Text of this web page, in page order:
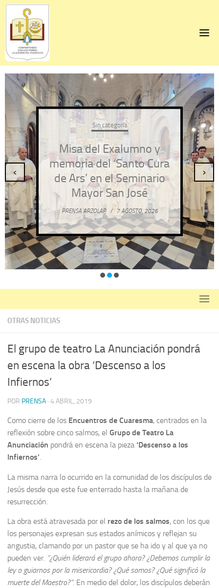
Skip
content
Sin categoría
Misa del Exalumno y
memoria del ‘Santo Cura
de Ars’ en el Seminario
Mayor San José
PRENSA ARZOLAP / 7 AGOSTO, 2026
‹ ›
OTRAS NOTICIAS
El grupo de teatro La Anunciación pondrá
en escena la obra ‘Descenso a los
Infiernos’
POR PRENSA · 4 ABRIL, 2019
Como cierre de los Encuentros de Cuaresma, centrados en la
reflexión sobre cinco salmos, el Grupo de Teatro La
Anunciación pondrá en escena la pieza ‘Descenso a los
Infiernos’
La misma narra lo ocurrido en la comunidad de los discípulos de
Jesús desde que este fue enterrado hasta la mañana de
resurrección.
La obra está atravesada por el rezo de los salmos, con los que
los personajes expresan sus estados anímicos y reflejan su
angustia, clamando por un pastor que se ha ido y al que ya no
pueden ver. “¿Quién liderará el grupo ahora? ¿Debemos cumplir la
ley o guiarnos por la misericordia? ¿Qué somos? ¿Qué significó la
muerte del Maestro?”. En medio del dolor, los discípulos deberán